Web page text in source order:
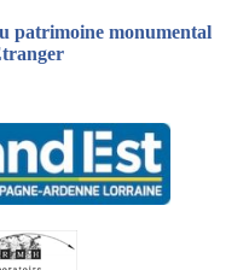
patrimoine monumental